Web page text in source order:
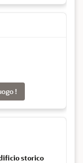
!
storico